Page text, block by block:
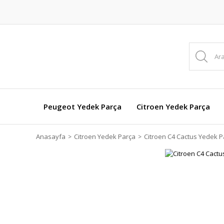
Peugeot Yedek Parça Citroen Yedek Parça
Anasayfa Citroen Yedek Parça Citroen C4 Cactus Yedek